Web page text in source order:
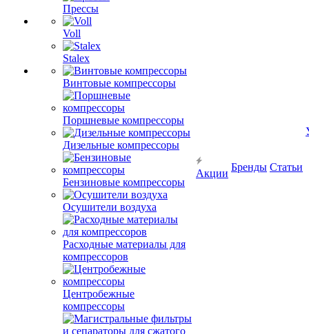
Прессы
Voll
Stalex
Винтовые компрессоры
Поршневые компрессоры
Дизельные компрессоры
Бензиновые компрессоры
Осушители воздуха
Расходные материалы для
компрессоров
Центробежные
компрессоры
Акции
Бренды Статьи